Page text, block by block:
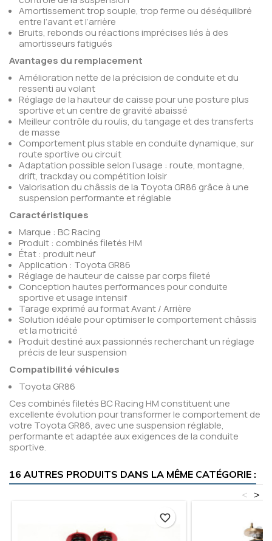
Amortissement trop souple, trop ferme ou déséquilibré
entre l’avant et l’arrière
Bruits, rebonds ou réactions imprécises liés à des
amortisseurs fatigués
Avantages du remplacement
Amélioration nette de la précision de conduite et du
ressenti au volant
Réglage de la hauteur de caisse pour une posture plus
sportive et un centre de gravité abaissé
Meilleur contrôle du roulis, du tangage et des transferts
de masse
Comportement plus stable en conduite dynamique, sur
route sportive ou circuit
Adaptation possible selon l’usage : route, montagne,
drift, trackday ou compétition loisir
Valorisation du châssis de la Toyota GR86 grâce à une
suspension performante et réglable
Caractéristiques
Marque : BC Racing
Produit : combinés filetés HM
État : produit neuf
Application : Toyota GR86
Réglage de hauteur de caisse par corps fileté
Conception hautes performances pour conduite
sportive et usage intensif
Tarage exprimé au format Avant / Arrière
Solution idéale pour optimiser le comportement châssis
et la motricité
Produit destiné aux passionnés recherchant un réglage
précis de leur suspension
Compatibilité véhicules
Toyota GR86
Ces combinés filetés BC Racing HM constituent une
excellente évolution pour transformer le comportement de
votre Toyota GR86, avec une suspension réglable,
performante et adaptée aux exigences de la conduite
sportive.
16 AUTRES PRODUITS DANS LA MÊME CATÉGORIE :
>
<
favorite_border